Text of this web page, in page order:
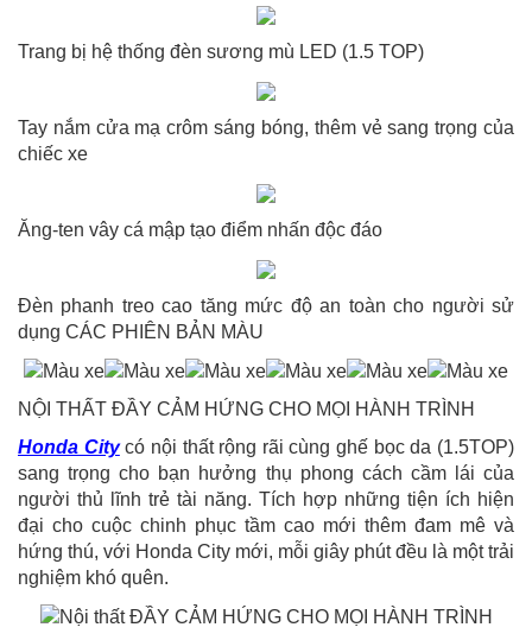
Trang bị hệ thống đèn sương mù LED (1.5 TOP)
Tay nắm cửa mạ crôm sáng bóng, thêm vẻ sang trọng của
chiếc xe
Ăng-ten vây cá mập tạo điểm nhấn độc đáo
Đèn phanh treo cao tăng mức độ an toàn cho người sử
dụng CÁC PHIÊN BẢN MÀU
NỘI THẤT ĐẦY CẢM HỨNG CHO MỌI HÀNH TRÌNH
Honda Citycó nội thất rộng rãi cùng ghế bọc da (1.5TOP)
sang trọng cho bạn hưởng thụ phong cách cầm lái của
người thủ lĩnh trẻ tài năng. Tích hợp những tiện ích hiện
đại cho cuộc chinh phục tầm cao mới thêm đam mê và
hứng thú, với Honda City mới, mỗi giây phút đều là một trải
nghiệm khó quên.